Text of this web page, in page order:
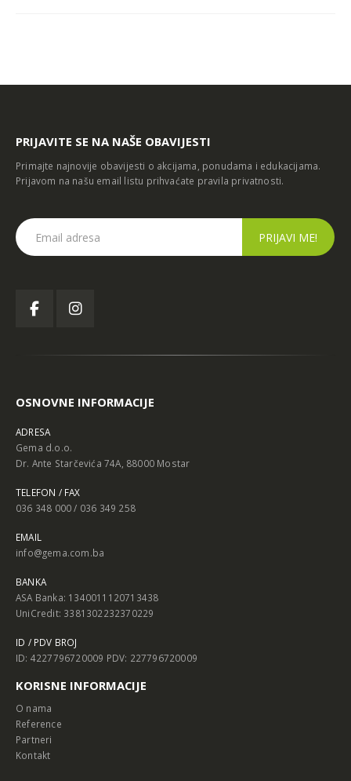
PRIJAVITE SE NA NAŠE OBAVIJESTI
Primajte najnovije obavijesti o akcijama, ponudama i edukacijama.
Prijavom na našu email listu prihvaćate pravila privatnosti.
OSNOVNE INFORMACIJE
ADRESA
Gema d.o.o.
Dr. Ante Starčevića 74A, 88000 Mostar
TELEFON / FAX
036 348 000 / 036 349 258
EMAIL
info@gema.com.ba
BANKA
ASA Banka: 1340011120713438
UniCredit: 3381302232370229
ID / PDV BROJ
ID: 4227796720009 PDV: 227796720009
KORISNE INFORMACIJE
O nama
Reference
Partneri
Kontakt